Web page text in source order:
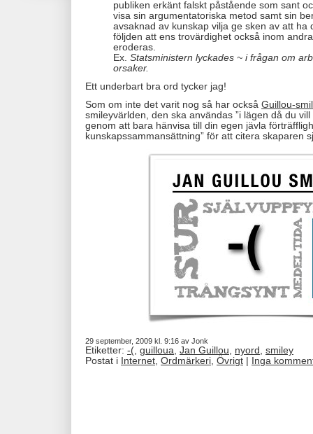
publiken erkänt falskt påstående som sant
visa sin argumentatoriska metod samt sin
avsaknad av kunskap vilja ge sken av att ha
följden att ens trovärdighet också inom
eroderas.
Ex. Statsministern lyckades ~ i frågan om
orsaker.
Ett underbart bra ord tycker jag!
Som om inte det varit nog så har också Guillou-
smileyvärlden, den ska användas ”i lägen då du
genom att bara hänvisa till din egen jävla
kunskapssammansättning” för att citera skaparen
29 september, 2009 kl. 9:16 av Jonk
Etiketter: -(, guilloua, Jan Guillou, nyord , smiley
Postat i Internet, Ordmärkeri, Övrigt Inga